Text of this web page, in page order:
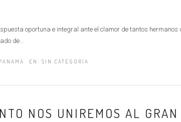
oportuna e integral ante el clamor de tantos hermanos
de...
EN: SIN CATEGORÍA
NOS UNIREMOS AL GRAN